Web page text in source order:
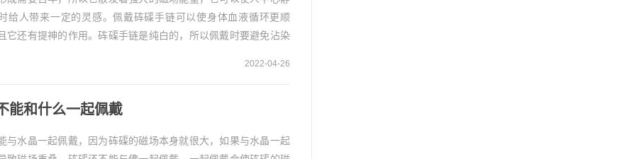
给人带来一定的灵感。佩戴砗磲手链可以使身体血液循环更顺
它还有提神的作用。砗磲手链是纯白的，所以佩戴时要避免沾染
2022-04-26
能和什么一起佩戴
与水晶一起佩戴，因为砗磲的磁场本身就很大，如果与水晶一起